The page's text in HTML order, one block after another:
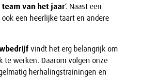
team van het jaar‘. Naast een
een heerlijke taart en andere
vindt het erg belangrijk om
te werken. Daarom volgen onze
herhalingstrainingen en